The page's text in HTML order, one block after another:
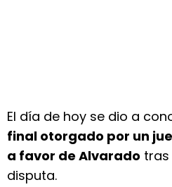
El día de hoy se dio a
final otorgado por un
a favor de Alvarado tras
disputa.